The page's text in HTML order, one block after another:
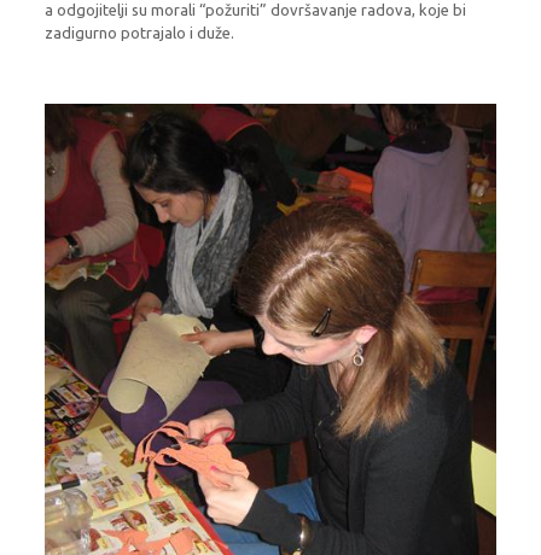
a odgojitelji su morali “požuriti” dovršavanje radova, koje bi
zadigurno potrajalo i duže.